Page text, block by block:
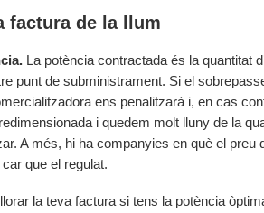
factura de la llum
La potència contractada és la quantitat
punt de subministrament. Si el
ens penalitzarà i, en cas
i quedem molt lluny de la
A més, hi ha companyies en què el preu
que el regulat.
la teva factura si tens la potència